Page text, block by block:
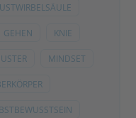
GEHEN KNIE
MINDSET